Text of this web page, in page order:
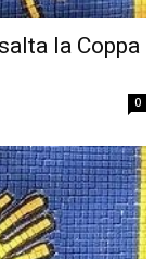
la Coppa
0